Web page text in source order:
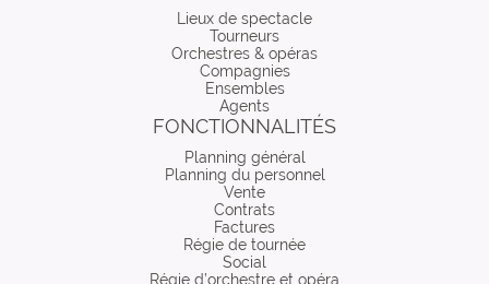
Lieux de spectacle
Tourneurs
Orchestres & opéras
Compagnies
Ensembles
Agents
FONCTIONNALITÉS
Planning général
Planning du personnel
Vente
Contrats
Factures
Régie de tournée
Social
Régie d’orchestre et opéra